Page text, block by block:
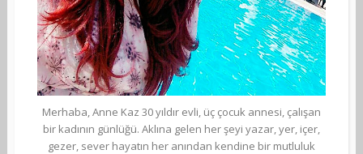
Merhaba, Anne Kaz 30 yıldır evli, üç çocuk annesi, çalışan
bir kadının günlüğü. Aklına gelen her şeyi yazar, yer, içer,
gezer, sever hayatın her anından kendine bir mutluluk